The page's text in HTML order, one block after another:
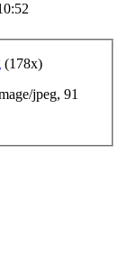
(178x)
jpeg, 91